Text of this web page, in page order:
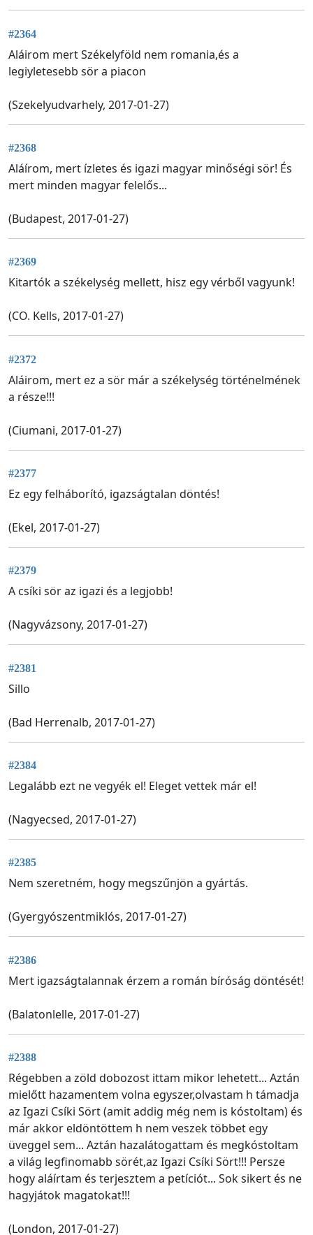
#2364
Aláirom mert Székelyföld nem romania,és a
legiyletesebb sör a piacon
(Szekelyudvarhely, 2017-01-27)
#2368
Aláírom, mert ízletes és igazi magyar minőségi sör! És
mert minden magyar felelős...
(Budapest, 2017-01-27)
#2369
Kitartók a székelység mellett, hisz egy vérből vagyunk!
(CO. Kells, 2017-01-27)
#2372
Aláirom, mert ez a sör már a székelység történelmének
a része!!!
(Ciumani, 2017-01-27)
#2377
Ez egy felháborító, igazságtalan döntés!
(Ekel, 2017-01-27)
#2379
A csíki sör az igazi és a legjobb!
(Nagyvázsony, 2017-01-27)
#2381
Sillo
(Bad Herrenalb, 2017-01-27)
#2384
Legalább ezt ne vegyék el! Eleget vettek már el!
(Nagyecsed, 2017-01-27)
#2385
Nem szeretném, hogy megszűnjön a gyártás.
(Gyergyószentmiklós, 2017-01-27)
#2386
Mert igazságtalannak érzem a román bíróság döntését!
(Balatonlelle, 2017-01-27)
#2388
Régebben a zöld dobozost ittam mikor lehetett... Aztán
mielőtt hazamentem volna egyszer,olvastam h támadja
az Igazi Csíki Sört (amit addig még nem is kóstoltam) és
már akkor eldöntöttem h nem veszek többet egy
üveggel sem... Aztán hazalátogattam és megkóstoltam
a világ legfinomabb sörét,az Igazi Csíki Sört!!! Persze
hogy aláírtam és terjesztem a petíciót... Sok sikert és ne
hagyjátok magatokat!!!
(London, 2017-01-27)